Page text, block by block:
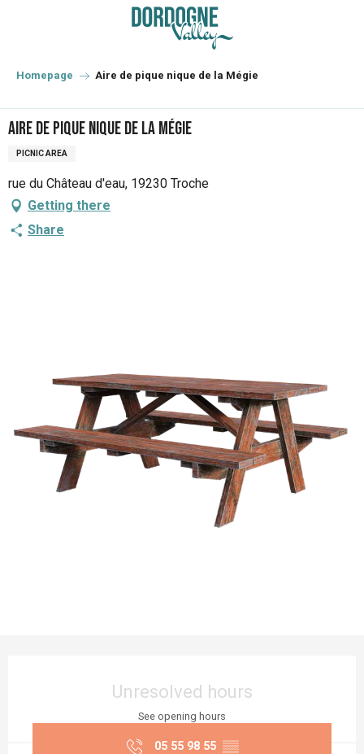
principal
Homepage Aire de pique nique de la Mégie
Aire de pique nique de la Mégie
PICNIC AREA
rue du Château d'eau, 19230 Troche
Getting there
Share
Unresolved hours
See opening hours
05 55 98 55 ▒▒